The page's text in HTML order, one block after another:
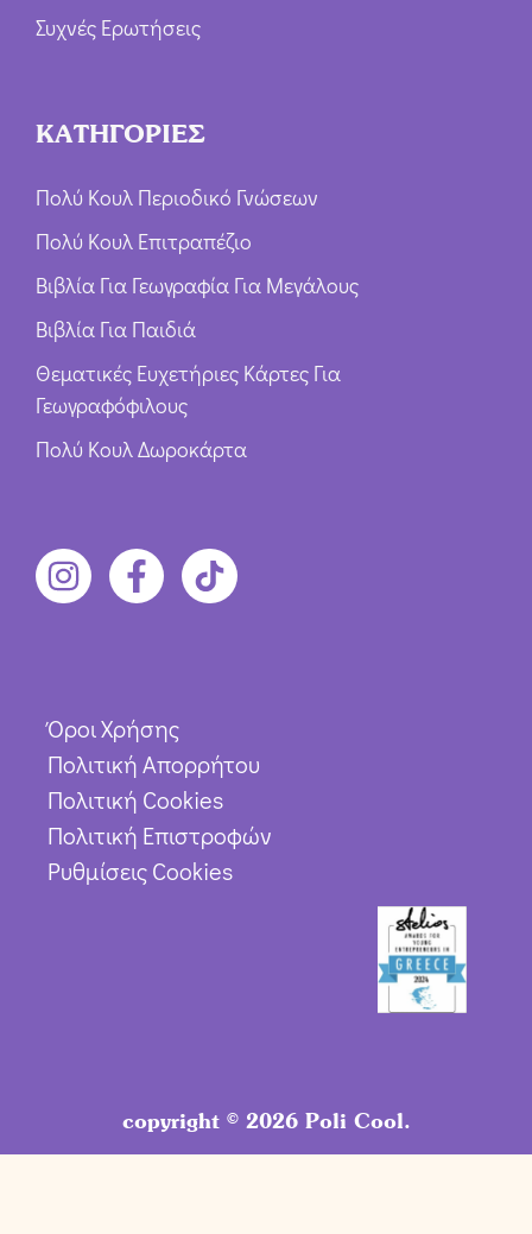
Συχνές Ερωτήσεις
ΚΑΤΗΓΟΡΙΕΣ
Πολύ Κουλ Περιοδικό Γνώσεων
Πολύ Κουλ Επιτραπέζιο
Βιβλία Για Γεωγραφία Για Μεγάλους
Βιβλία Για Παιδιά
Θεματικές Ευχετήριες Κάρτες Για
Γεωγραφόφιλους
Πολύ Κουλ Δωροκάρτα
Όροι Χρήσης
Πολιτική Απορρήτου
Πολιτική Cookies
Πολιτική Επιστροφών
Ρυθμίσεις Cookies
copyright © 2026 Poli Cool.